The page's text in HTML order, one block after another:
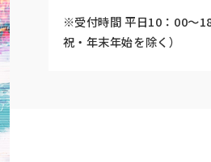
※受付時間 平日10：00～
祝・年末年始を除く）